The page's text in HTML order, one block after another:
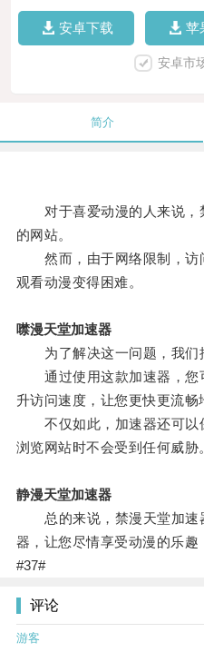
安卓下载 苹
安卓市
简介
对于喜爱动漫的人来说，
的网站。
然而，由于网络限制，访
观看动漫变得困难。
噤漫天堂加速器
为了解决这一问题，我们
通过使用这款加速器，您
升访问速度，让您更快更流畅
不仅如此，加速器还可以
浏览网站时不会受到任何威胁
静漫天堂加速器
总的来说，禁漫天堂加速
器，让您尽情享受动漫的乐趣
#37#
评论
游客